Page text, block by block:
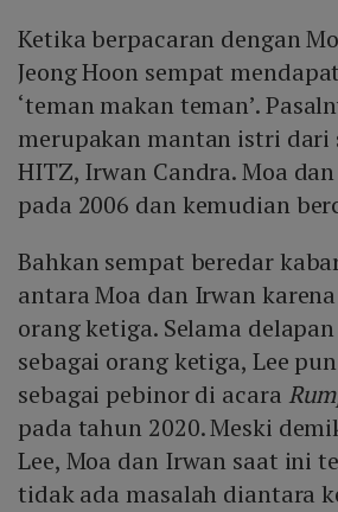
Ketika berpacaran dengan
Jeong Hoon sempat
‘teman makan teman’.
merupakan mantan istri dari
HITZ, Irwan Candra. Moa
pada 2006 dan kemudian
Bahkan sempat beredar
antara Moa dan Irwan karena
orang ketiga. Selama
sebagai orang ketiga, Lee
sebagai pebinor di acara
pada tahun 2020. Meski
Lee, Moa dan Irwan saat ini
tidak ada masalah diantara